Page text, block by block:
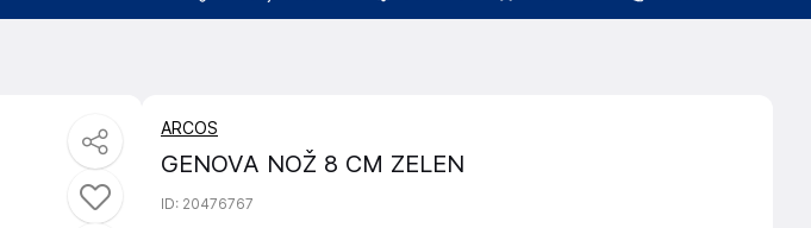
ARCOS
GENOVA NOŽ 8 CM ZELEN
ID: 20476767